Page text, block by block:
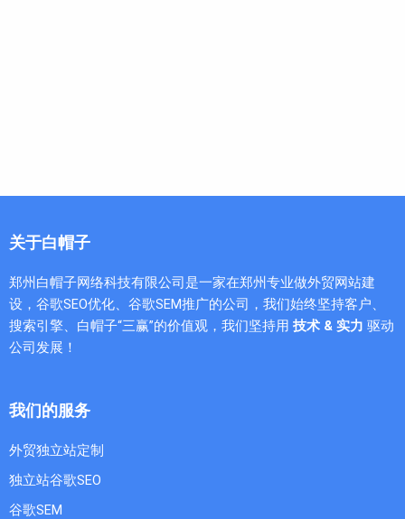
关于白帽子
郑州白帽子网络科技有限公司是一家在郑州专业做外贸网站建
设，谷歌SEO优化、谷歌SEM推广的公司，我们始终坚持客户、
搜索引擎、白帽子“三赢”的价值观，我们坚持用 技术 & 实力 驱动
公司发展！
我们的服务
外贸独立站定制
独立站谷歌SEO
谷歌SEM